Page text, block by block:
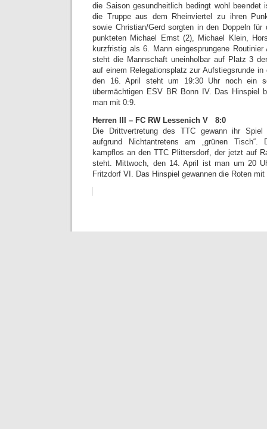
die Saison gesundheitlich bedingt wohl beendet
die Truppe aus dem Rheinviertel zu ihren
sowie Christian/Gerd sorgten in den Doppeln
punkteten Michael Ernst (2), Michael Klein,
kurzfristig als 6. Mann eingesprungene
steht die Mannschaft uneinholbar auf Platz 3
auf einem Relegationsplatz zur Aufstiegsrunde
den 16. April steht um 19:30 Uhr noch ein
übermächtigen ESV BR Bonn IV. Das Hinspiel
man mit 0:9.
Herren III – FC RW Lessenich V 8:0
Die Drittvertretung des TTC gewann ihr Spiel
aufgrund Nichtantretens am „grünen
kampflos an den TTC Plittersdorf, der jetzt auf
steht. Mittwoch, den 14. April ist man um 20
Fritzdorf VI. Das Hinspiel gewannen die Roten mit